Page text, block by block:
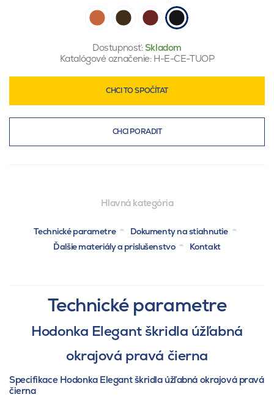
Dostupnosť:Skladom
Katalógové označenie: H-E-CE-TUOP
CHCI TO SPOČÍTAT
CHCI PORADIT
Hlavná kategória
Technické parametre
Dokumenty na stiahnutie
Ďalšie materiály a príslušenstvo
Kontakt
Technické parametre
Hodonka Elegant škridla úžľabná
okrajová pravá čierna
Specifikace Hodonka Elegant škridla úžľabná okrajová pravá
čierna